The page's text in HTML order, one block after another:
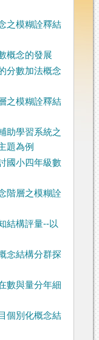
之模糊詮釋結
概念的發展
分數加法概念
之模糊詮釋結
助學習系統之
題為例
國小四年級數
階層之模糊詮
結構評量--以
念結構分群探
數與量分年細
個別化概念結